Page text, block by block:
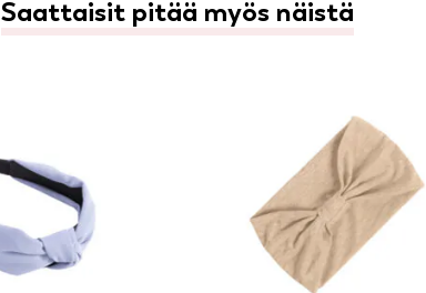
Saattaisit pitää myös näistä